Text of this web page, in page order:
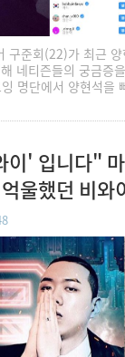
구준회(22)가 최근
네티즌들의 궁금증
명단에서 양현석을
' 입니다"
울했던 비와